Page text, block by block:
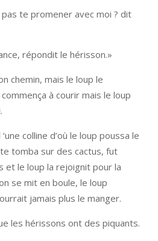
te promener avec moi ? dit
répondit le hérisson.»
chemin, mais le loup le
à courir mais le loup
colline d’où le loup poussa le
tomba sur des cactus, fut
et le loup la rejoignit pour la
se mit en boule, le loup
jamais plus le manger.
les hérissons ont des piquants.